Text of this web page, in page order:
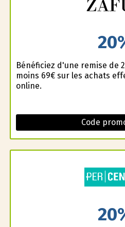
Bénéficiez d'une remise de
moins 69€ sur les achats
online.
Code